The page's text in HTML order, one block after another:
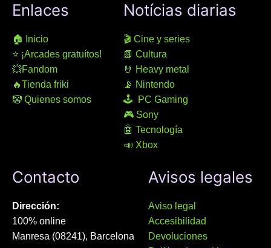
Enlaces
🏠 Inicio
⭐ ¡Arcades gratuítos!
💥Fandom
🔥Tienda friki
🤡 Quienes somos
Notícias diarias
🎬 Cine y series
📗 Cultura
🤘 Heavy metal
📡 Nintendo
🕹 PC Gaming
🎮 Sony
🤖 Tecnología
📣 Xbox
Contacto
Dirección:
100% online
Manresa (08241), Barcelona
Avisos legales
Aviso legal
Accesibilidad
Devoluciones